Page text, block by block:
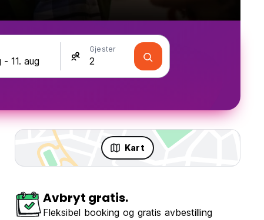
Gjester
Kart
Avbryt gratis.
Fleksibel booking og gratis avbestilling